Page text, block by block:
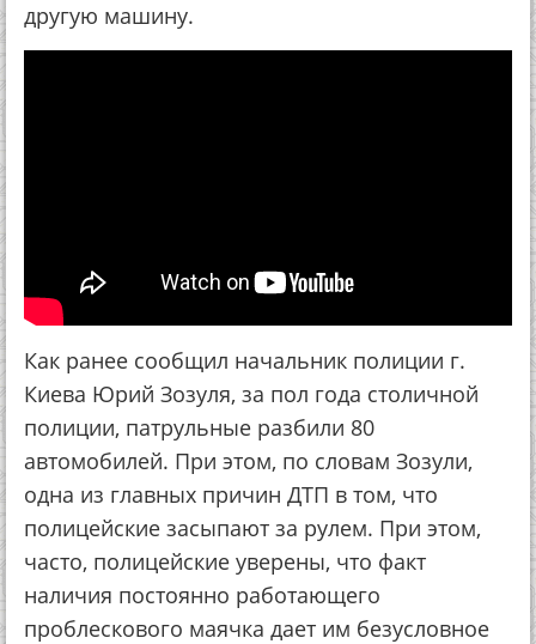
другую машину.
Как ранее сообщил начальник полиции г.
Киева Юрий Зозуля, за пол года столичной
полиции, патрульные разбили 80
автомобилей. При этом, по словам Зозули,
одна из главных причин ДТП в том, что
полицейские засыпают за рулем. При этом,
часто, полицейские уверены, что факт
наличия постоянно работающего
проблескового маячка дает им безусловное